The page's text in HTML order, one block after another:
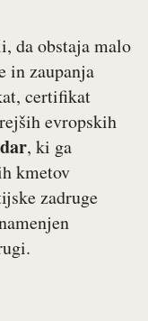
da obstaja malo
in zaupanja
certifikat
evropskih
, ki ga
kmetov
zadruge